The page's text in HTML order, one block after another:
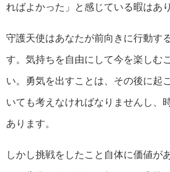
ればよかった」と感じている暇はあ
守護天使はあなたが前向きに行動す
す。気持ちを自由にして今を楽しむ
い。勇気を出すことは、その後に起
いても考えなければなりませんし、
あります。
しかし挑戦をしたこと自体に価値が